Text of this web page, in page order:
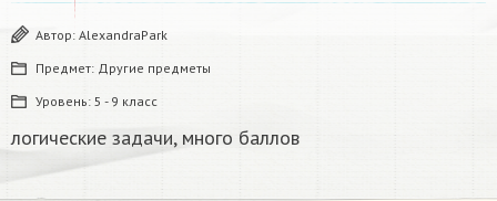
Автор: AlexandraPark
Предмет: Другие предметы
Уровень: 5 - 9 класс
логические задачи, много баллов​